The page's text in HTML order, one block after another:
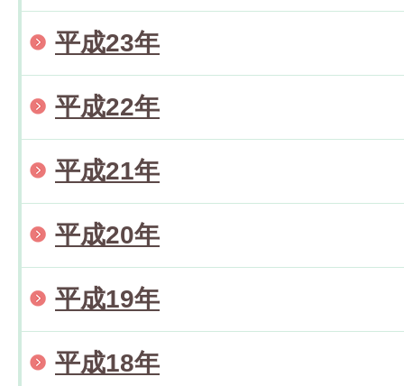
平成23年
平成22年
平成21年
平成20年
平成19年
平成18年